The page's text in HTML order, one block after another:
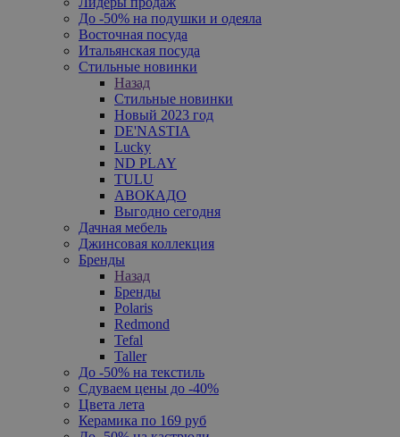
До -50% на подушки и одеяла
Восточная посуда
Итальянская посуда
Стильные новинки
Назад
Стильные новинки
Новый 2023 год
DE'NASTIA
Lucky
ND PLAY
TULU
АВОКАДО
Выгодно сегодня
Дачная мебель
Джинсовая коллекция
Бренды
Назад
Бренды
Polaris
Redmond
Tefal
Taller
До -50% на текстиль
Сдуваем цены до -40%
Цвета лета
Керамика по 169 руб